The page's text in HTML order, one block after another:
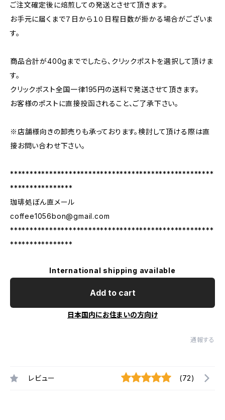
ご注文確定後に焙煎しての発送とさせて頂きます。
お手元に届くまで７日から１０日程日数が掛かる場合がございま
す。
商品合計が400gまででしたら、クリックポストを選択して頂けま
す。
クリックポスト全国一律195円の送料で発送させて頂きます。
お客様のポストに直接投函されること、ご了承下さい。
※店舗様向きの卸売りも承っております。検討して頂ける際は直
接お問い合わせ下さい。
****************************************************
****************
珈琲処ぼん直メール
coffee1056bon@gmail.com
****************************************************
****************
International shipping available
Add to cart
日本国内にお住まいの方向け
通報する
レビュー (72)